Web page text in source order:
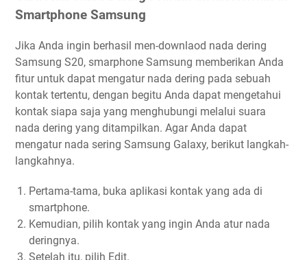
Smartphone Samsung
Jika Anda ingin berhasil men-downlaod nada dering
Samsung S20, smarphone Samsung memberikan Anda
fitur untuk dapat mengatur nada dering pada sebuah
kontak tertentu, dengan begitu Anda dapat mengetahui
kontak siapa saja yang menghubungi melalui suara
nada dering yang ditampilkan. Agar Anda dapat
mengatur nada sering Samsung Galaxy, berikut langkah-
langkahnya.
Pertama-tama, buka aplikasi kontak yang ada di
smartphone.
Kemudian, pilih kontak yang ingin Anda atur nada
deringnya.
Setelah itu, pilih Edit.